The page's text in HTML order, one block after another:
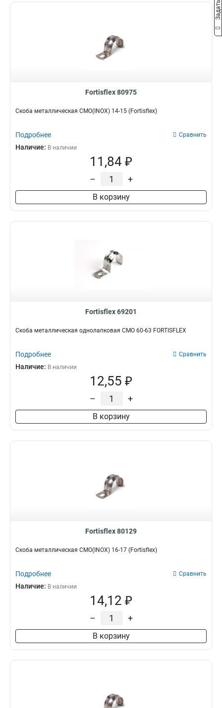
Fortisflex 80975
Скоба металлическая СМО(INOX) 14-15 (Fortisflex)
Подробнее Сравнить
Наличие: В наличии
11,84 ₽
– +
В корзину
Fortisflex 69201
Скоба металлическая однолапковая СМО 60-63 FORTISFLEX
Подробнее Сравнить
Наличие: В наличии
12,55 ₽
– +
В корзину
Fortisflex 80129
Скоба металлическая СМО(INOX) 16-17 (Fortisflex)
Подробнее Сравнить
Наличие: В наличии
14,12 ₽
– +
В корзину